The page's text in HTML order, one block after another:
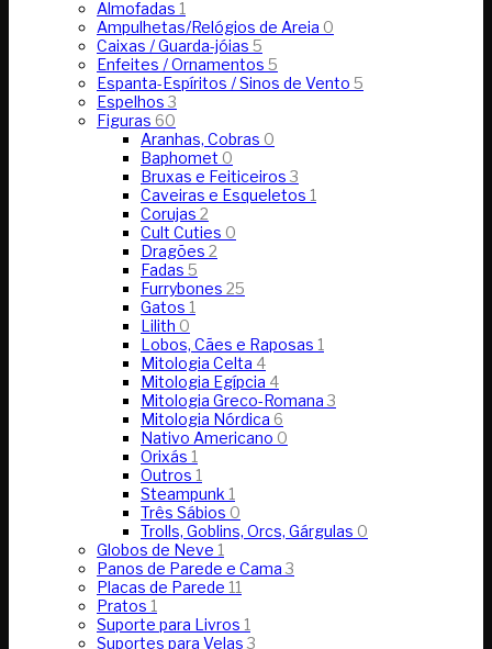
Almofadas 1
Ampulhetas/Relógios de Areia 0
Caixas / Guarda-jóias 5
Enfeites / Ornamentos 5
Espanta-Espíritos / Sinos de Vento 5
Espelhos3
Figuras 60
Aranhas, Cobras 0
Baphomet 0
Bruxas e Feiticeiros3
Caveiras e Esqueletos 1
Corujas 2
Cult Cuties 0
Dragões 2
Fadas 5
Furrybones 25
Gatos 1
Lilith 0
Lobos, Cães e Raposas 1
Mitologia Celta 4
Mitologia Egípcia 4
Mitologia Greco-Romana3
Mitologia Nórdica 6
Nativo Americano 0
Orixás 1
Outros 1
Steampunk 1
Três Sábios 0
Trolls, Goblins, Orcs, Gárgulas 0
Globos de Neve 1
Panos de Parede e Cama3
Placas de Parede 11
Pratos 1
Suporte para Livros 1
Suportes para Velas3